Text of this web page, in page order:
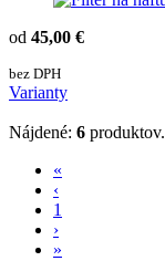
od 45,00 €
bez DPH
Varianty
Nájdené: 6 produktov.
«
‹
1
›
»